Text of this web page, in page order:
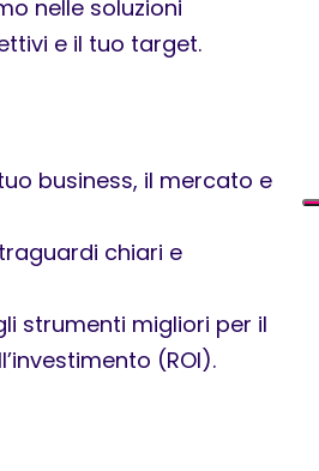
nelle soluzioni
e il tuo target.
business, il mercato e
chiari e
strumenti migliori per il
(ROI).